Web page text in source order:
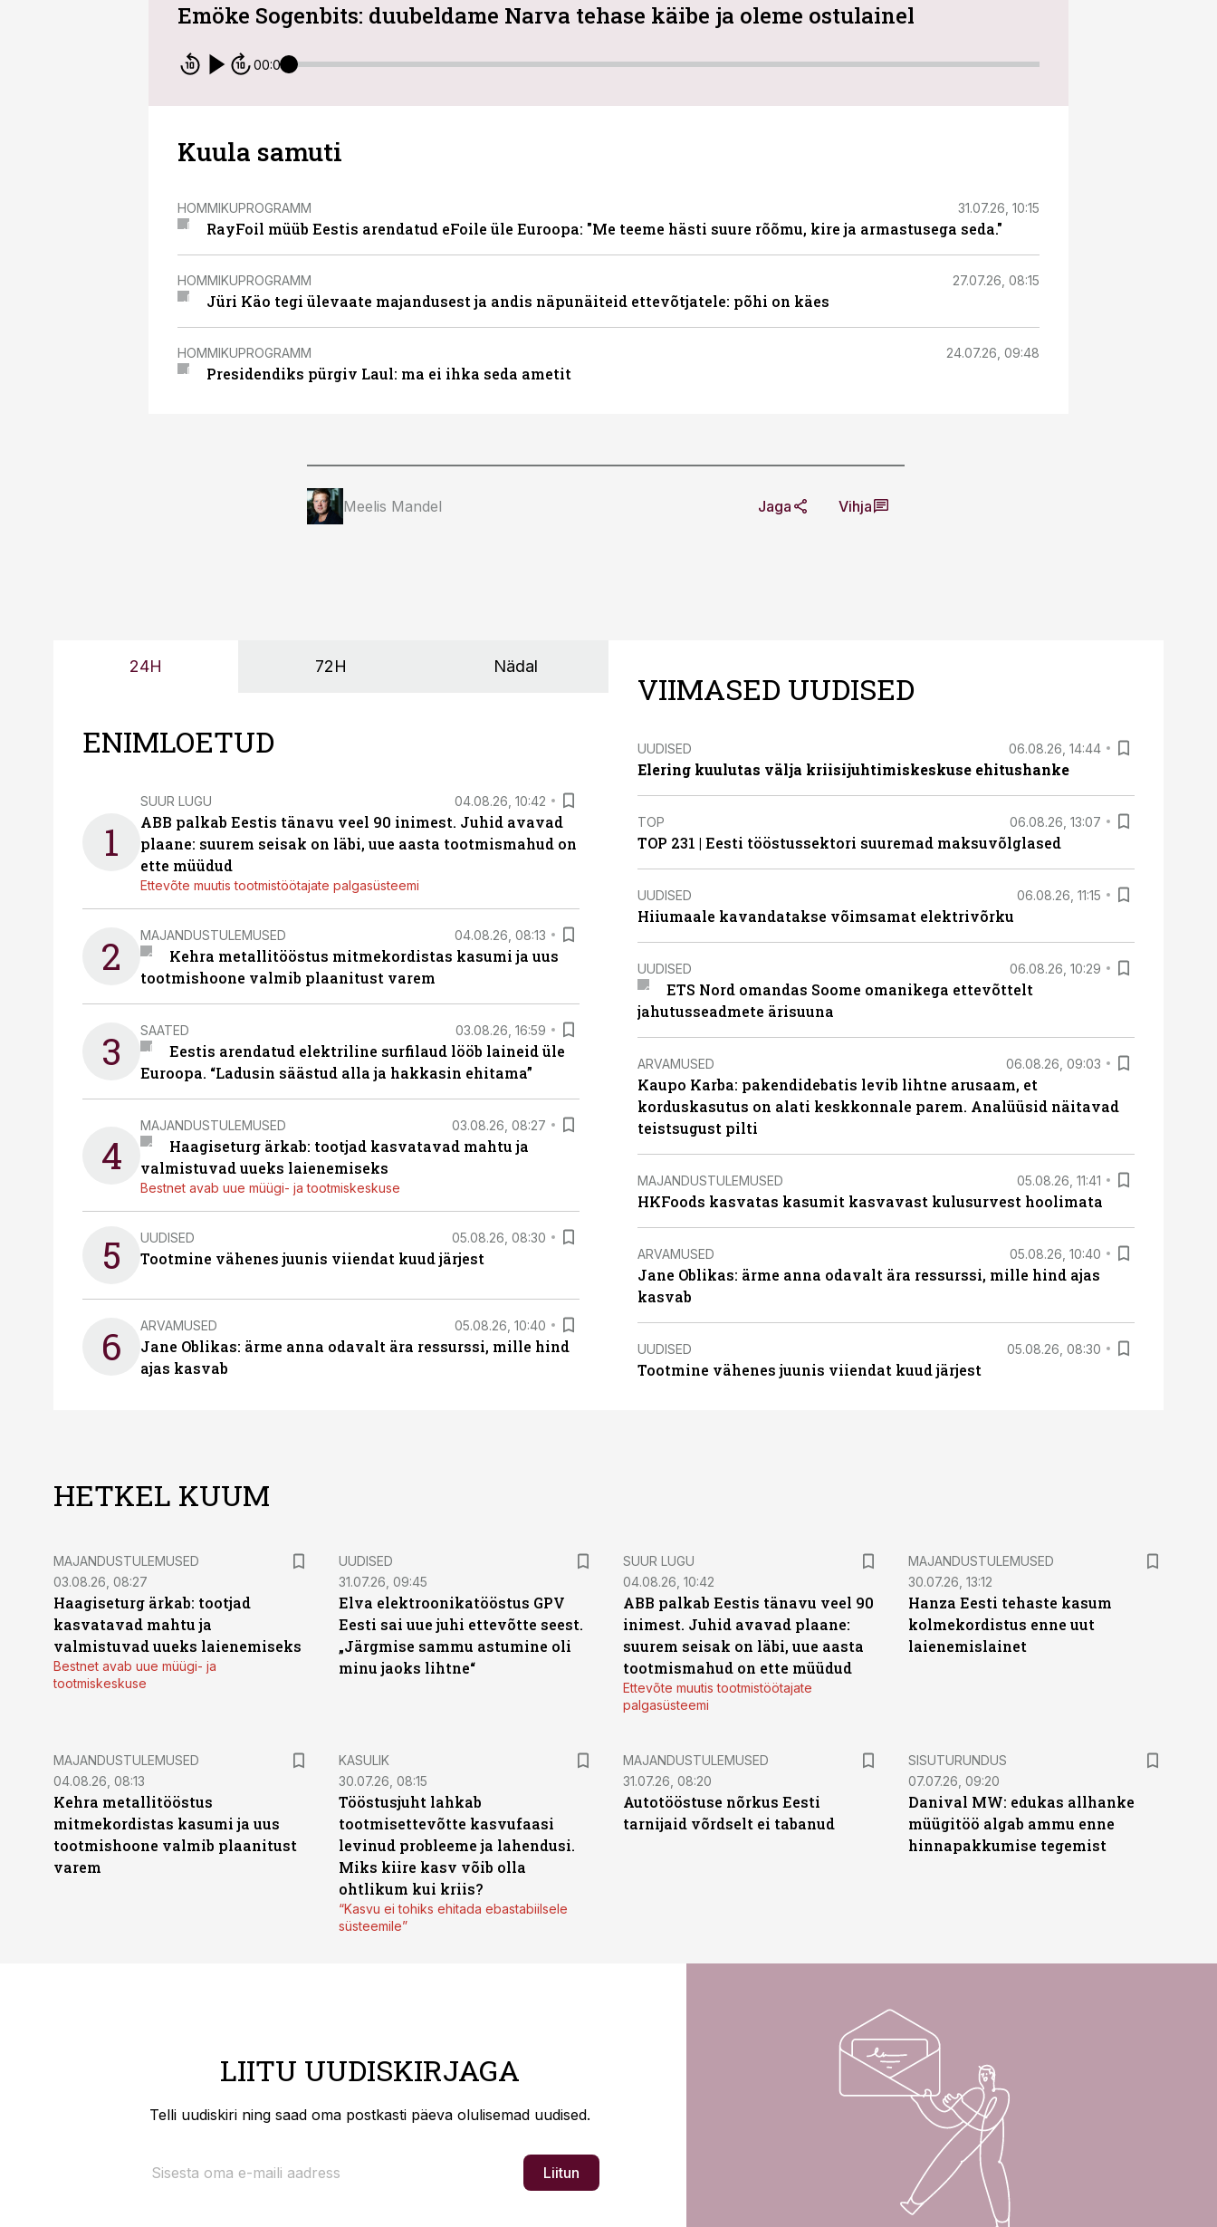
Emöke Sogenbits: duubeldame Narva tehase käibe ja oleme ostulainel
00:00
Kuula samuti
HOMMIKUPROGRAMM 31.07.26, 10:15
RayFoil müüb Eestis arendatud eFoile üle Euroopa: "Me teeme hästi suure rõõmu, kire ja armastusega seda."
HOMMIKUPROGRAMM 27.07.26, 08:15
Jüri Käo tegi ülevaate majandusest ja andis näpunäiteid ettevõtjatele: põhi on käes
HOMMIKUPROGRAMM 24.07.26, 09:48
Presidendiks pürgiv Laul: ma ei ihka seda ametit
Meelis Mandel Jaga Vihja
24H 72H Nädal
ENIMLOETUD
1
SUUR LUGU 04.08.26, 10:42
ABB palkab Eestis tänavu veel 90 inimest. Juhid avavad
plaane: suurem seisak on läbi, uue aasta tootmismahud on
ette müüdud
Ettevõte muutis tootmistöötajate palgasüsteemi
2 MAJANDUSTULEMUSED 04.08.26, 08:13
Kehra metallitööstus mitmekordistas kasumi ja uus
tootmishoone valmib plaanitust varem
3 SAATED 03.08.26, 16:59
Eestis arendatud elektriline surfilaud lööb laineid üle
Euroopa. “Ladusin säästud alla ja hakkasin ehitama”
4
MAJANDUSTULEMUSED 03.08.26, 08:27
Haagiseturg ärkab: tootjad kasvatavad mahtu ja
valmistuvad uueks laienemiseks
Bestnet avab uue müügi- ja tootmiskeskuse
5 UUDISED 05.08.26, 08:30
Tootmine vähenes juunis viiendat kuud järjest
6 ARVAMUSED 05.08.26, 10:40
Jane Oblikas: ärme anna odavalt ära ressurssi, mille hind
ajas kasvab
VIIMASED UUDISED
UUDISED 06.08.26, 14:44
Elering kuulutas välja kriisijuhtimiskeskuse ehitushanke
TOP 06.08.26, 13:07
TOP 231 | Eesti tööstussektori suuremad maksuvõlglased
UUDISED 06.08.26, 11:15
Hiiumaale kavandatakse võimsamat elektrivõrku
UUDISED 06.08.26, 10:29
ETS Nord omandas Soome omanikega ettevõttelt
jahutusseadmete ärisuuna
ARVAMUSED 06.08.26, 09:03
Kaupo Karba: pakendidebatis levib lihtne arusaam, et
korduskasutus on alati keskkonnale parem. Analüüsid näitavad
teistsugust pilti
MAJANDUSTULEMUSED 05.08.26, 11:41
HKFoods kasvatas kasumit kasvavast kulusurvest hoolimata
ARVAMUSED 05.08.26, 10:40
Jane Oblikas: ärme anna odavalt ära ressurssi, mille hind ajas
kasvab
UUDISED 05.08.26, 08:30
Tootmine vähenes juunis viiendat kuud järjest
HETKEL KUUM
MAJANDUSTULEMUSED
03.08.26, 08:27
Haagiseturg ärkab: tootjad
kasvatavad mahtu ja
valmistuvad uueks laienemiseks
Bestnet avab uue müügi- ja
tootmiskeskuse
UUDISED
31.07.26, 09:45
Elva elektroonikatööstus GPV
Eesti sai uue juhi ettevõtte seest.
„Järgmise sammu astumine oli
minu jaoks lihtne“
SUUR LUGU
04.08.26, 10:42
ABB palkab Eestis tänavu veel 90
inimest. Juhid avavad plaane:
suurem seisak on läbi, uue aasta
tootmismahud on ette müüdud
Ettevõte muutis tootmistöötajate
palgasüsteemi
MAJANDUSTULEMUSED
30.07.26, 13:12
Hanza Eesti tehaste kasum
kolmekordistus enne uut
laienemislainet
MAJANDUSTULEMUSED
04.08.26, 08:13
Kehra metallitööstus
mitmekordistas kasumi ja uus
tootmishoone valmib plaanitust
varem
KASULIK
30.07.26, 08:15
Tööstusjuht lahkab
tootmisettevõtte kasvufaasi
levinud probleeme ja lahendusi.
Miks kiire kasv võib olla
ohtlikum kui kriis?
“Kasvu ei tohiks ehitada ebastabiilsele
süsteemile”
MAJANDUSTULEMUSED
31.07.26, 08:20
Autotööstuse nõrkus Eesti
tarnijaid võrdselt ei tabanud
ST
SISUTURUNDUS
07.07.26, 09:20
Danival MW: edukas allhanke
müügitöö algab ammu enne
hinnapakkumise tegemist
LIITU UUDISKIRJAGA
Telli uudiskiri ning saad oma postkasti päeva olulisemad uudised.
Liitun